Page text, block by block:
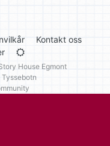
Kontakt oss
House Egmont